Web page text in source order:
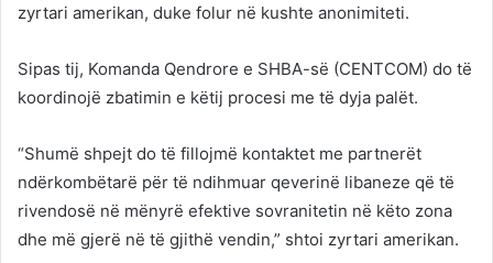
zyrtari amerikan, duke folur në kushte anonimiteti.
Sipas tij, Komanda Qendrore e SHBA-së (CENTCOM) do të
koordinojë zbatimin e këtij procesi me të dyja palët.
“Shumë shpejt do të fillojmë kontaktet me partnerët
ndërkombëtarë për të ndihmuar qeverinë libaneze që të
rivendosë në mënyrë efektive sovranitetin në këto zona
dhe më gjerë në të gjithë vendin,” shtoi zyrtari amerikan.